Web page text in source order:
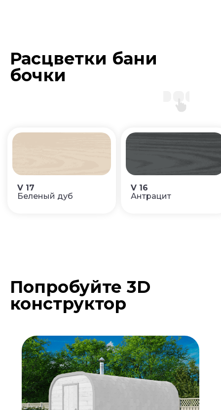
Расцветки бани
бочки
V 16
Антрацит
V 17
Беленый дуб
Попробуйте 3D
конструктор
Подберите расцветку
бани